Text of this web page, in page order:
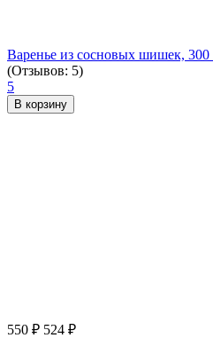
Варенье из сосновых шишек, 300
(Отзывов: 5)
5
В корзину
550 ₽ 524 ₽